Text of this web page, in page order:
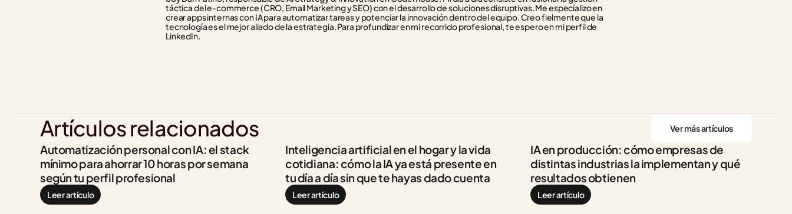
táctica del e-commerce (CRO, Email Marketing y SEO) con el desarrollo de soluciones disruptivas. Me especializo en
crear apps internas con IA para automatizar tareas y potenciar la innovación dentro del equipo. Creo fielmente que la
tecnología es el mejor aliado de la estrategia. Para profundizar en mi recorrido profesional, te espero en mi perfil de
LinkedIn.
Artículos relacionados Ver más artículos
Automatización personal con IA: el stack
mínimo para ahorrar 10 horas por semana
según tu perfil profesional
Leer artículo
Inteligencia artificial en el hogar y la vida
cotidiana: cómo la IA ya está presente en
tu día a día sin que te hayas dado cuenta
Leer artículo
IA en producción: cómo empresas de
distintas industrias la implementan y qué
resultados obtienen
Leer artículo